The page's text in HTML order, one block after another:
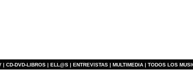
| CD-DVD-LIBROS | ELL@S | ENTREVISTAS | MULTIMEDIA | TODOS LOS